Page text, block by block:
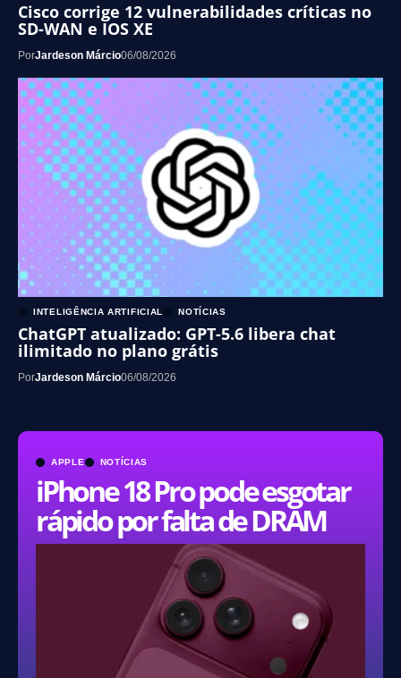
APPLE NOTÍCIAS
iPhone 18 Pro pode esgotar
rápido por falta de DRAM
Cisco corrige 12 vulnerabilidades críticas no
SD-WAN e IOS XE
PorJardeson Márcio06/08/2026
INTELIGÊNCIA ARTIFICIAL NOTÍCIAS
ChatGPT atualizado: GPT-5.6 libera chat
ilimitado no plano grátis
PorJardeson Márcio06/08/2026